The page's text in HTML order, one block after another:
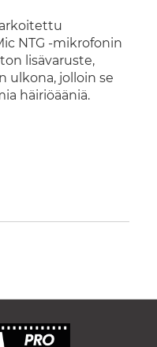
NTG -mikrofonin
lisävaruste,
ulkona, jolloin se
häiriöääniä.